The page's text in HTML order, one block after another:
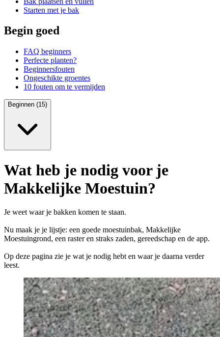
Starten met je bak
Begin goed
FAQ beginners
Perfecte planten?
Beginnersfouten
Ongeschikte groentes
10 fouten om te vermijden
Beginnen (15)
Wat heb je nodig voor je
Makkelijke Moestuin?
Je weet waar je bakken komen te staan.
Nu maak je je lijstje: een goede moestuinbak, Makkelijke
Moestuingrond, een raster en straks zaden, gereedschap en de app.
Op deze pagina zie je wat je nodig hebt en waar je daarna verder
leest.